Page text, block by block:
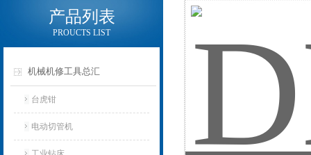
产品列表
PROUCTS LIST
机械机修工具总汇
台虎钳
电动切管机